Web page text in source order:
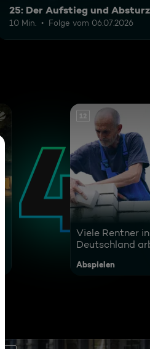
25: Der Aufstieg und
10 Min. Folge vom 06.07.2026
12
Viele Rentner in
Deutschland
Abspielen